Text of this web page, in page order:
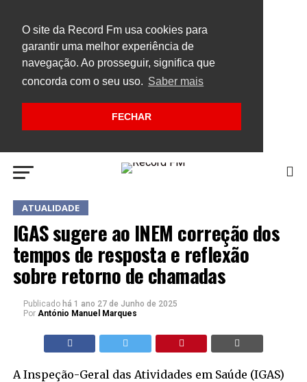
O site da Record Fm usa cookies para
garantir uma melhor experiência de
navegação. Ao prosseguir, significa que
concorda com o seu uso. Saber mais
FECHAR
ATUALIDADE
IGAS sugere ao INEM correção dos
tempos de resposta e reflexão
sobre retorno de chamadas
Publicado há 1 ano 27 de Junho de 2025
Por António Manuel Marques
A Inspeção-Geral das Atividades em Saúde (IGAS)